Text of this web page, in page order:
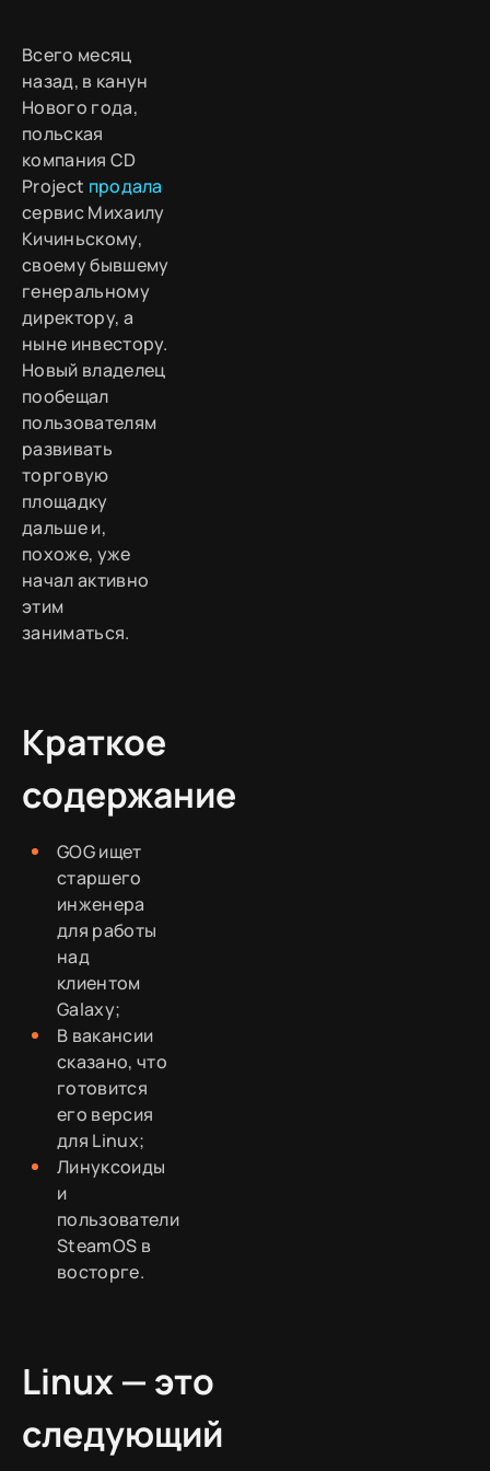
Всего месяц
назад, в канун
Нового года,
польская
компания CD
Project продала
сервис Михаилу
Кичиньскому,
своему бывшему
генеральному
директору, а
ныне инвестору.
Новый владелец
пообещал
пользователям
развивать
торговую
площадку
дальше и,
похоже, уже
начал активно
этим
заниматься.
Краткое
содержание
GOG ищет
старшего
инженера
для работы
над
клиентом
Galaxy;
В вакансии
сказано, что
готовится
его версия
для Linux;
Линуксоиды
и
пользователи
SteamOS в
восторге.
Linux — это
следующий